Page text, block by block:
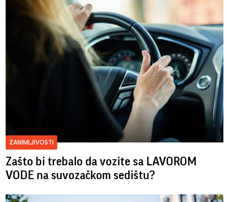
ZANIMLJIVOSTI
Zašto bi trebalo da vozite sa LAVOROM
VODE na suvozačkom sedištu?